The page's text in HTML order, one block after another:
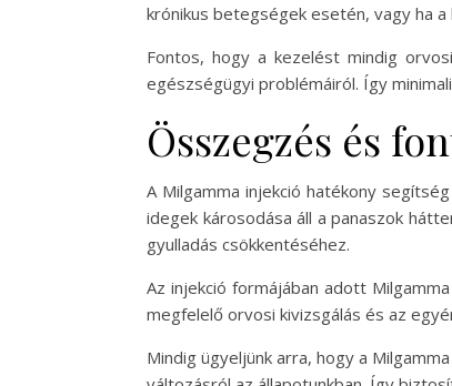
krónikus betegségek esetén, vagy ha
Fontos, hogy a kezelést mindig
egészségügyi problémáiról. Így
Összegzés és
A Milgamma injekció hatékony
idegek károsodása áll a panaszok
gyulladás csökkentéséhez.
Az injekció formájában adott
megfelelő orvosi kivizsgálás és az
Mindig ügyeljünk arra, hogy a